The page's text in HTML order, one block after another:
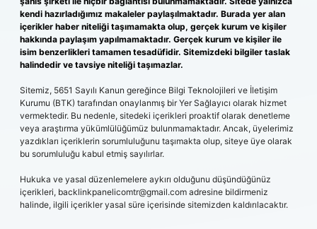
kendi hazırladığımız makaleler paylaşılmaktadır. Burada yer alan
içerikler haber niteliği taşımamakta olup, gerçek kurum ve kişiler
hakkında paylaşım yapılmamaktadır. Gerçek kurum ve kişiler ile
isim benzerlikleri tamamen tesadüfidir. Sitemizdeki bilgiler taslak
halindedir ve tavsiye niteliği taşımazlar.
Sitemiz, 5651 Sayılı Kanun gereğince Bilgi Teknolojileri ve İletişim
Kurumu (BTK) tarafından onaylanmış bir Yer Sağlayıcı olarak hizmet
vermektedir. Bu nedenle, sitedeki içerikleri proaktif olarak denetleme
veya araştırma yükümlülüğümüz bulunmamaktadır. Ancak, üyelerimiz
yazdıkları içeriklerin sorumluluğunu taşımakta olup, siteye üye olarak
bu sorumluluğu kabul etmiş sayılırlar.
Hukuka ve yasal düzenlemelere aykırı olduğunu düşündüğünüz
içerikleri, backlinkpanelicomtr@gmail.com adresine bildirmeniz
halinde, ilgili içerikler yasal süre içerisinde sitemizden kaldırılacaktır.